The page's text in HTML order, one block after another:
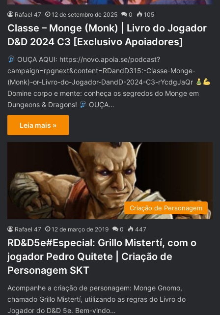
Rafael 47 12 de setembro de 2025 0 105
Classe – Monge (Monk) | Livro do Jogador
D&D 2024 C3 [Exclusivo Apoiadores]
OUÇA AQUI: https://novo.apoia.se/podcast?
campaign=rpgnext&content=RDandD315:-Classe-Monge-
(Monk)-or-Livro-do-Jogador-DandD-2024-C3-rYcdgJaQr
Domine corpo e mente: conheça os segredos do Monge em
Dungeons & Dragons!
OUÇA…
Leia mais »
Criação de Personagem
Rafael 47 12 de março de 2019 0 447
RD&D5e#Especial: Grillo Mistertí, com o
jogador Pedro Quitete | Criação de
Personagem SKT
Acompanhe a criação de personagem: Monge Gnomo,
chamado Grillo Mistertí, utilizando as regras do Livro do
Jogador do D&D 5e. Bem-vindo…